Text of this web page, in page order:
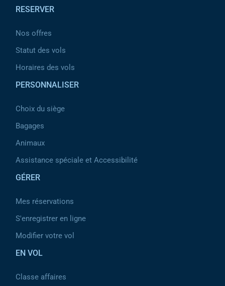
RESERVER
Nos offres
Statut des vols
Horaires des vols
PERSONNALISER
Choix du siège
Bagages
Animaux
Assistance spéciale et Accessibilité
GÉRER
Mes réservations
S'enregistrer en ligne
Modifier votre vol
EN VOL
Classe affaires